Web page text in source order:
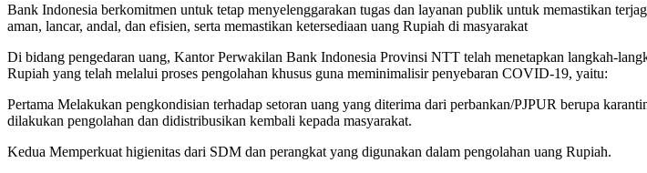
Bank Indonesia berkomitmen untuk tetap menyelenggarakan tugas dan layanan publik untuk memastikan
aman, lancar, andal, dan efisien, serta memastikan ketersediaan uang Rupiah di masyarakat
Di bidang pengedaran uang, Kantor Perwakilan Bank Indonesia Provinsi NTT telah menetapkan langkah-
Rupiah yang telah melalui proses pengolahan khusus guna meminimalisir penyebaran COVID-19, yaitu:
Pertama Melakukan pengkondisian terhadap setoran uang yang diterima dari perbankan/PJPUR berupa
dilakukan pengolahan dan didistribusikan kembali kepada masyarakat.
Kedua Memperkuat higienitas dari SDM dan perangkat yang digunakan dalam pengolahan uang Rupiah.